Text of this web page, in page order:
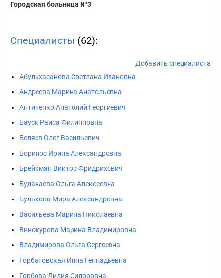
Городская больница №3
Специалисты (62):
Добавить специалиста
Абульхасанова Светлана Ивановна
Андреева Марина Анатольевна
Антипенко Анатолий Георгиевич
Бауск Раиса Филипповна
Беляев Олег Васильевич
Боринос Ирина Александровна
Брейкман Виктор Фридрихович
Буданаева Ольга Алексеевна
Булькова Мира Александровна
Васильева Марина Николаевна
Винокурова Марина Владимировна
Владимирова Ольга Сергеевна
Горбатовская Инна Геннадьевна
Горбова Лидия Сидоровна